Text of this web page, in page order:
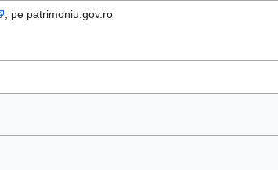
, pe patrimoniu.gov.ro